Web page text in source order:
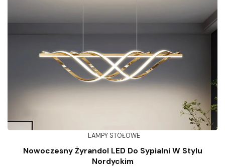
LAMPY STOŁOWE
Nowoczesny Żyrandol LED Do Sypialni W Stylu
Nordyckim